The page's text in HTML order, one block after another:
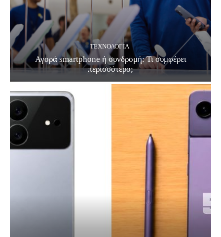
ΤΕΧΝΟΛΟΓΊΑ
Αγορά smartphone ή συνδρομή: Τι συμφέρει
περισσότερο;